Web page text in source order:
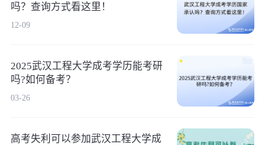
吗？查询方式看这里！
12-09
2025武汉工程大学成考学历能考研
吗?如何备考？
03-26
高考失利可以参加武汉工程大学成